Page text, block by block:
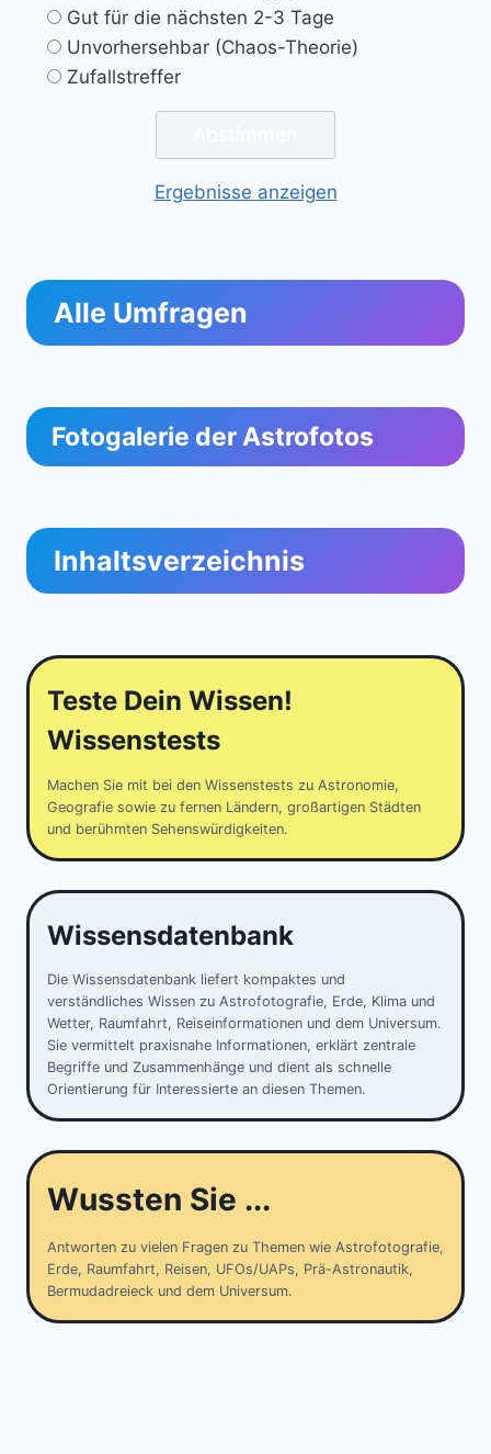
Gut für die nächsten 2-3 Tage
Unvorhersehbar (Chaos-Theorie)
Zufallstreffer
Ergebnisse anzeigen
Alle Umfragen
Fotogalerie der Astrofotos
Inhaltsverzeichnis
Teste Dein Wissen!
Wissenstests
Machen Sie mit bei den Wissenstests zu Astronomie,
Geografie sowie zu fernen Ländern, großartigen Städten
und berühmten Sehenswürdigkeiten.
Wissensdatenbank
Die Wissensdatenbank liefert kompaktes und
verständliches Wissen zu Astrofotografie, Erde, Klima und
Wetter, Raumfahrt, Reiseinformationen und dem Universum.
Sie vermittelt praxisnahe Informationen, erklärt zentrale
Begriffe und Zusammenhänge und dient als schnelle
Orientierung für Interessierte an diesen Themen.
Wussten Sie ...
Antworten zu vielen Fragen zu Themen wie Astrofotografie,
Erde, Raumfahrt, Reisen, UFOs/UAPs, Prä-Astronautik,
Bermudadreieck und dem Universum.